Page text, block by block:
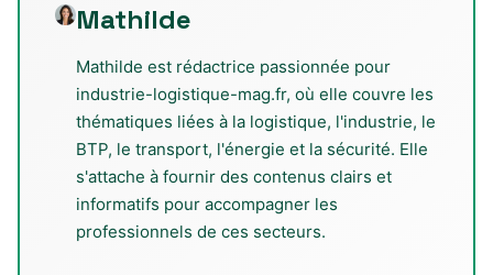
Mathilde
Mathilde est rédactrice passionnée pour
industrie-logistique-mag.fr, où elle couvre les
thématiques liées à la logistique, l'industrie, le
BTP, le transport, l'énergie et la sécurité. Elle
s'attache à fournir des contenus clairs et
informatifs pour accompagner les
professionnels de ces secteurs.